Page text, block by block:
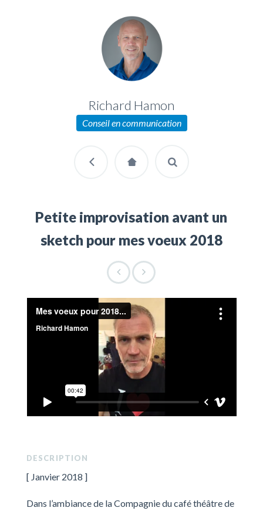
Richard Hamon
Conseil en communication
Petite improvisation avant un
sketch pour mes voeux 2018
DESCRIPTION
[ Janvier 2018 ]
Dans l’ambiance de la Compagnie du café théâtre de